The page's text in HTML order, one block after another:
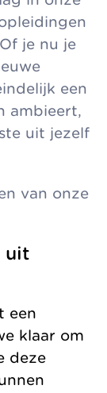
je nu je
een
ambieert,
uit jezelf
van onze
uit
een
klaar om
deze